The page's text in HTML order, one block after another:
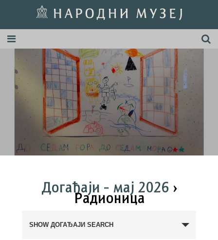
Догађаји - мај 2026›
Радионица
Search
SHOW ДОГАЂАЈИ SEARCH